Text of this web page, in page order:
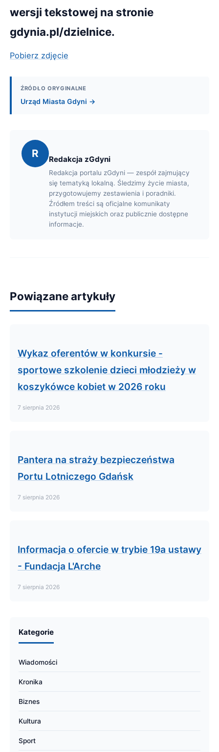
wersji tekstowej na stronie
gdynia.pl/dzielnice.
Pobierz zdjęcie
ŹRÓDŁO ORYGINALNE
Urząd Miasta Gdyni →
R Redakcja zGdyni
Redakcja portalu zGdyni — zespół zajmujący
się tematyką lokalną. Śledzimy życie miasta,
przygotowujemy zestawienia i poradniki.
Źródłem treści są oficjalne komunikaty
instytucji miejskich oraz publicznie dostępne
informacje.
Powiązane artykuły
Wykaz oferentów w konkursie -
sportowe szkolenie dzieci młodzieży w
koszykówce kobiet w 2026 roku
7 sierpnia 2026
Pantera na straży bezpieczeństwa
Portu Lotniczego Gdańsk
7 sierpnia 2026
Informacja o ofercie w trybie 19a ustawy
- Fundacja L'Arche
7 sierpnia 2026
Kategorie
Wiadomości
Kronika
Biznes
Kultura
Sport